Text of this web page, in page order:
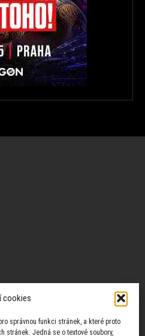
cookies
správnou funkci stránek, a které proto
stránek. Jedná se o textové soubory,